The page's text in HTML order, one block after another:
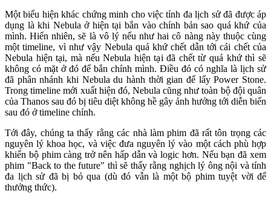
Một biểu hiện khác chứng minh cho việc tính đa lịch sử đã được áp
dụng là khi Nebula ở hiện tại bắn vào chính bản sao quá khứ của
mình. Hiển nhiên, sẽ là vô lý nếu như hai cô nàng này thuộc cùng
một timeline, vì như vậy Nebula quá khứ chết dẫn tới cái chết của
Nebula hiện tại, mà nếu Nebula hiện tại đã chết từ quá khứ thì sẽ
không có mặt ở đó để bắn chính mình. Điều đó có nghĩa là lịch sử
đã phân nhánh khi Nebula du hành thời gian để lấy Power Stone.
Trong timeline mới xuất hiện đó, Nebula cũng như toàn bộ đội quân
của Thanos sau đó bị tiêu diệt không hề gây ảnh hưởng tới diễn biến
sau đó ở timeline chính.
Tới đây, chúng ta thấy rằng các nhà làm phim đã rất tôn trọng các
nguyên lý khoa học, và việc đưa nguyên lý vào một cách phù hợp
khiến bộ phim càng trở nên hấp dẫn và logic hơn. Nếu bạn đã xem
phim "Back to the future" thì sẽ thấy rằng nghịch lý ông nội và tính
đa lịch sử đã bị bỏ qua (dù đó vẫn là một bộ phim tuyệt vời để
thưởng thức).